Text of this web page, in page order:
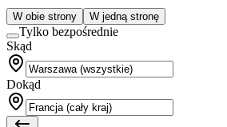
W obie strony W jedną stronę
Tylko bezpośrednie
Skąd
Dokąd